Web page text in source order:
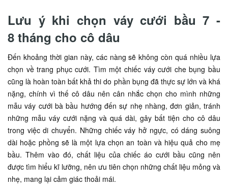
Lưu ý khi chọn váy cưới bầu 7 -
8 tháng cho cô dâu
Đến khoảng thời gian này, các nàng sẽ không còn quá nhiều lựa
chọn về trang phục cưới. Tìm một chiếc váy cưới che bụng bầu
cũng là hoàn toàn bất khả thi do phần bụng đã thực sự lớn và khá
nặng, chính vì thế cô dâu nên cân nhắc chọn cho mình những
mẫu váy cưới bà bầu hướng đến sự nhẹ nhàng, đơn giản, tránh
những mẫu váy cưới nặng và quá dài, gây bất tiện cho cô dâu
trong việc di chuyển. Những chiếc váy hở ngực, có dáng suông
dài hoặc phồng sẽ là một lựa chọn an toàn và hiệu quả cho mẹ
bầu. Thêm vào đó, chất liệu của chiếc áo cưới bầu cũng nên
được tìm hiểu kĩ lưỡng, nên ưu tiên chọn những chất liệu mỏng và
nhẹ, mang lại cảm giác thoải mái.